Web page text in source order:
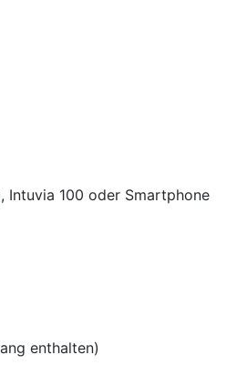
Intuvia 100 oder Smartphone
enthalten)